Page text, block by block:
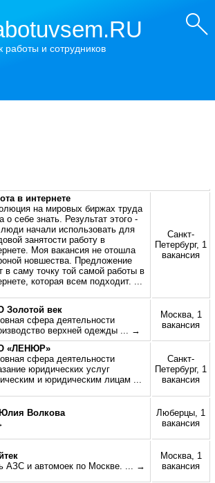
работы и сотрудников
в интернете
на мировых биржах труда
о себе знать. Результат этого -
начали использовать для
занятости работу в
Моя вакансия не отошла
новшества. Предложение
в саму точку той самой работы в
которая всем подходит.
Санкт-
Петербург, 1
вакансия
Золотой век
сфера деятельности
верхней одежды
... →
Москва, 1
вакансия
«ЛЕНЮР»
сфера деятельности
юридических услуг
и юридическим лицам
Санкт-
Петербург, 1
вакансия
Волкова
Люберцы, 1
вакансия
АЗС и автомоек по Москве.
... →
Москва, 1
вакансия